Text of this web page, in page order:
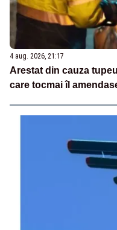
4 aug. 2026, 21:17
Arestat din cauza
care tocmai îl